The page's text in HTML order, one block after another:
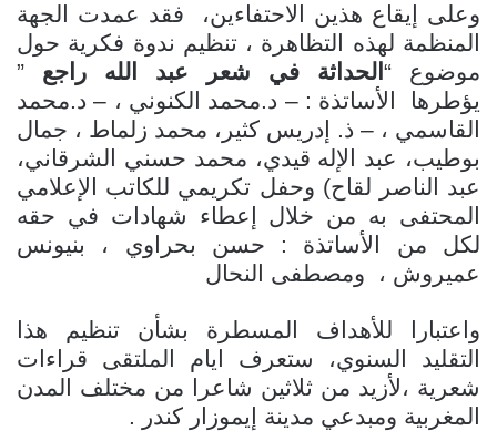
وعلى إيقاع هذين الاحتفاءين، فقد عمدت الجهة
المنظمة لهذه التظاهرة ، تنظيم ندوة فكرية حول
موضوع “ الحداثة في شعر عبد الله راجع ”
يؤطرها
الأساتذة : – د.محمد الكنوني ، – د.محمد
القاسمي ، – ذ. إدريس كثير، محمد زلماط ، جمال
بوطيب، عبد الإله قيدي، محمد حسني الشرقاني،
عبد الناصر لقاح) وحفل تكريمي للكاتب الإعلامي
المحتفى به من خلال إعطاء شهادات في حقه
لكل من الأساتذة : حسن بحراوي ، بنيونس
عميروش ، ومصطفى النحال
واعتبارا للأهداف المسطرة بشأن تنظيم هذا
التقليد السنوي، ستعرف ايام الملتقى قراءات
شعرية ،لأزيد من ثلاثين شاعرا من مختلف المدن
المغربية ومبدعي مدينة إيموزار كندر .